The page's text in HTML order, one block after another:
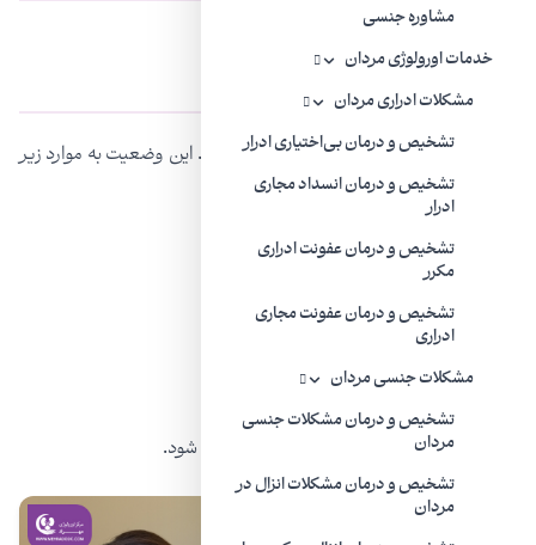
مشاوره جنسی
خدمات اورولوژی مردان
مشکلات ادراری مردان
تشخیص و درمان بی‌اختیاری ادرار
تشخیص و درمان انسداد مجاری
ادرار
تشخیص و درمان عفونت ادراری
مکرر
تشخیص و درمان عفونت مجاری
ادراری
مشکلات جنسی مردان
تشخیص و درمان مشکلات جنسی
مردان
تشخیص و درمان مشکلات انزال در
مردان
دلایل واژنیسموس
همیشه دلیلی برای واژینیسموس وجود ندارد. این وضعیت به موارد زیر
مرتبط شده است:
سو استفاده جنسی یا ضربه روحی
رابطه دردناک گذشته
عوامل عاطفی
در برخی موارد، هیچ علت مستقیمی پیدا نمی شود.